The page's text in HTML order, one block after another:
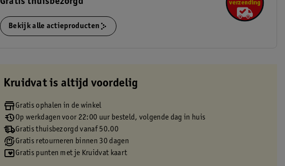
Gratis thuisbezorgd
Bekijk alle actieproducten
Kruidvat is altijd voordelig
Gratis ophalen in de winkel
Op werkdagen voor 22:00 uur besteld, volgende dag in huis
Gratis thuisbezorgd vanaf 50.00
Gratis retourneren binnen 30 dagen
Gratis punten met je Kruidvat kaart